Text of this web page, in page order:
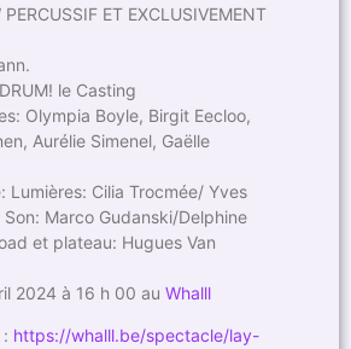
ET EXCLUSIVEMENT
le Casting
Olympia Boyle, Birgit Eecloo,
Aurélie Simenel, Gaëlle
Lumières: Cilia Trocmée/ Yves
Son: Marco Gudanski/Delphine
et plateau: Hugues Van
2024 à 16 h 00 au Whalll
https://whalll.be/spectacle/lay-